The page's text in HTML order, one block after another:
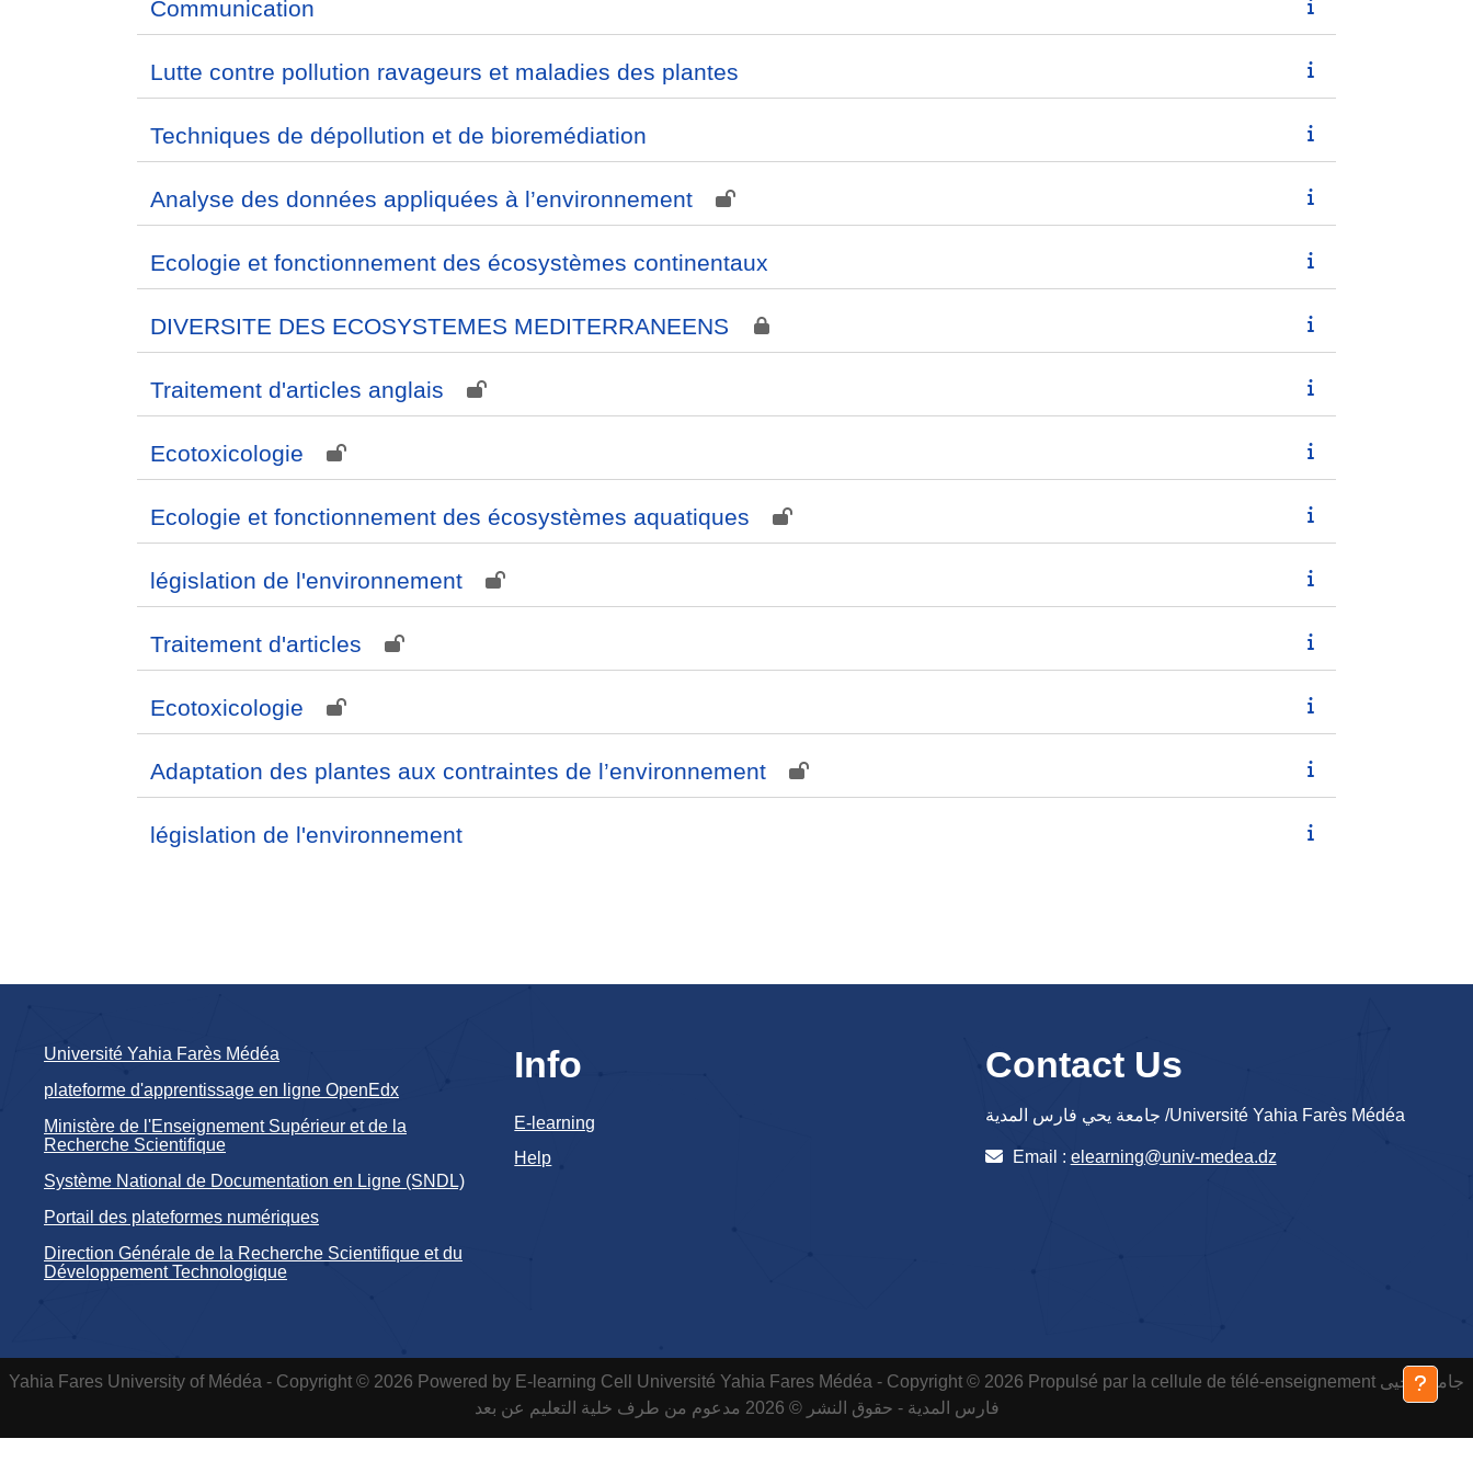
Communication
Lutte contre pollution ravageurs et maladies des plantes
Techniques de dépollution et de bioremédiation
Analyse des données appliquées à l’environnement
Ecologie et fonctionnement des écosystèmes continentaux
DIVERSITE DES ECOSYSTEMES MEDITERRANEENS
Traitement d'articles anglais
Ecotoxicologie
Ecologie et fonctionnement des écosystèmes aquatiques
législation de l'environnement
Traitement d'articles
Ecotoxicologie
Adaptation des plantes aux contraintes de l’environnement
législation de l'environnement
Université Yahia Farès Médéa
plateforme d'apprentissage en ligne OpenEdx
Ministère de l'Enseignement Supérieur et de la
Recherche Scientifique
Système National de Documentation en Ligne (SNDL)
Portail des plateformes numériques
Direction Générale de la Recherche Scientifique et du
Développement Technologique
Info
E-learning
Help
Contact Us
جامعة يحي فارس المدية /Université Yahia Farès Médéa
Email : elearning@univ-medea.dz
Yahia Fares University of Médéa - Copyright © 2026 Powered by E-learning Cell Université Yahia Fares Médéa - Copyright © 2026 Propulsé par la cellule de télé-enseignement جامعة يحيى
فارس المدية - حقوق النشر © 2026 مدعوم من طرف خلية التعليم عن بعد